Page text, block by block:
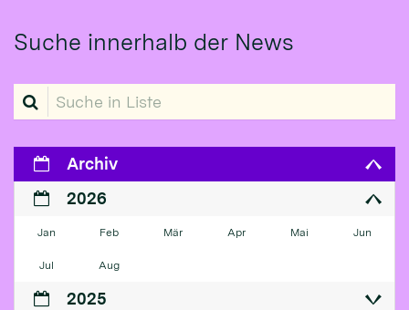
Suche innerhalb der News
Suche in Liste
Archiv
2026
Jan Feb Mär Apr Mai Jun
Jul Aug
2025